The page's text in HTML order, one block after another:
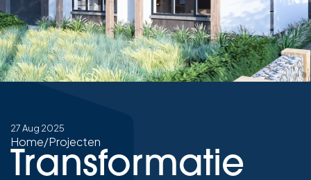
27 Aug 2025
Home/Projecten
Transformatie